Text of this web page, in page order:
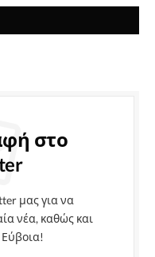
στο
μας για να
νέα, καθώς και